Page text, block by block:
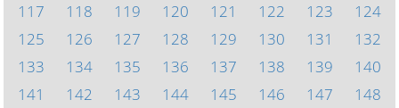
117
118 119 120 121 122 123
124
125
126 127 128 129 130 131
132
133
134 135 136 137 138 139
140
141
142 143 144 145 146 147
148